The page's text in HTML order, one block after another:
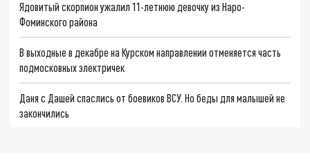
Ядовитый скорпион ужалил 11-летнюю девочку из Наро-
Фоминского района
В выходные в декабре на Курском направлении отменяется часть
подмосковных электричек
Даня с Дашей спаслись от боевиков ВСУ. Но беды для малышей не
закончились